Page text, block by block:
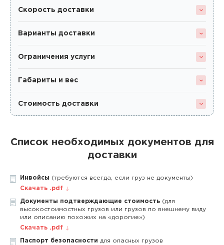
Скорость доставки
Варианты доставки
Ограничения услуги
Габариты и вес
Стоимость доставки
Список необходимых документов для
доставки
Инвойсы (требуются всегда, если груз не документы)
Скачать .pdf
Документы подтверждающие стоимость (для
высокостоимостных грузов или грузов по внешнему виду
или описанию похожих на «дорогие»)
Скачать .pdf
Паспорт безопасности для опасных грузов